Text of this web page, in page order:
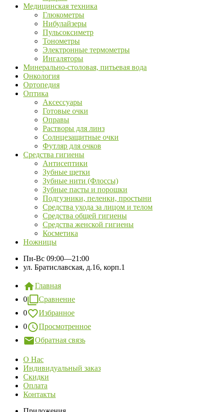
Медицинская техника
Глюкометры
Нибулайзеры
Пульсоксиметр
Тонометры
Электронные термометры
Ингаляторы
Минерально-столовая, питьевая вода
Онкология
Ортопедия
Оптика
Аксессуары
Готовые очки
Оправы
Растворы для линз
Солнцезащитные очки
Футляр для очков
Средства гигиены
Антисептики
Зубные щетки
Зубные нити (Флоссы)
Зубные пасты и порошки
Подгузники, пеленки, простыни
Средства ухода за лицом и телом
Средства общей гигиены
Средства женской гигиены
Косметика
Ножницы
Пн-Вс 09:00—21:00
ул. Братиславская, д.16, корп.1
Главная
0
Сравнение
0
Избранное
0
Просмотренное
Обратная связь
О Нас
Индивидуальный заказ
Скидки
Оплата
Контакты